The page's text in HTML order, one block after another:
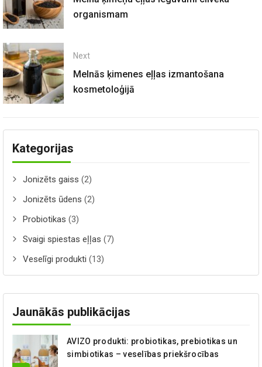
Kategorijas
Jonizēts gaiss (2)
Jonizēts ūdens (2)
Probiotikas (3)
Svaigi spiestas eļļas (7)
Veselīgi produkti (13)
Jaunākās publikācijas
AVIZO produkti: probiotikas, prebiotikas un
simbiotikas – veselības priekšrocības
organismam
Next
Melnās ķimenes eļļas izmantošana
kosmetoloģijā